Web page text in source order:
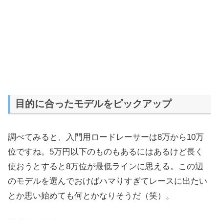
目的に合ったモデルをピックアップ
調べてみると、入門用ロードレーサーは8万から10万
位ですね。5万円以下のものもあるにはあるけど長く
使おうとすると8万位が最低ラインに思える。この辺
のモデルを選んでおけばハマりすぎてレースに出たい
とか思い始めても何とかなりそうだ（笑）。